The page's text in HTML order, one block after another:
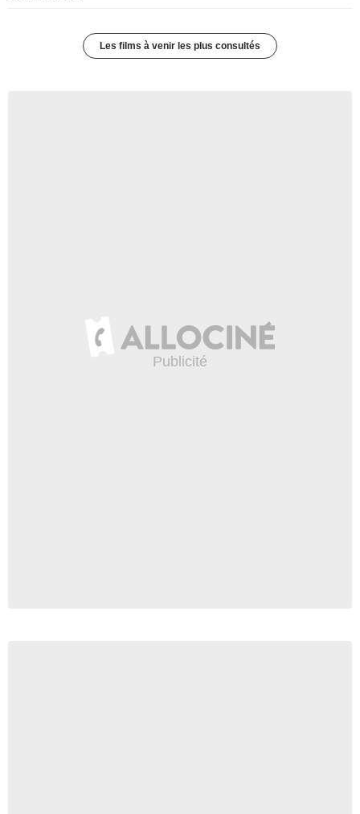
Les films à venir les plus consultés